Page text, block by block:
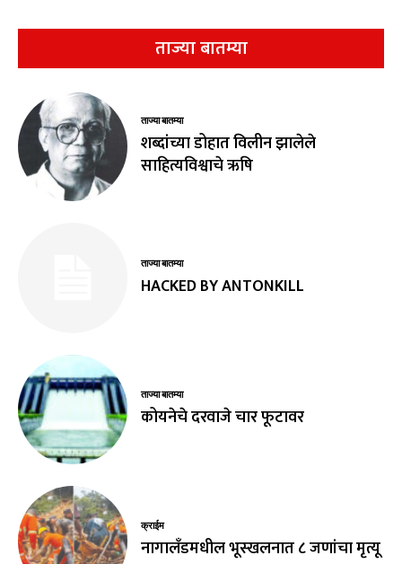
ताज्या बातम्या
ताज्या बातम्या
शब्दांच्या डोहात विलीन झालेले
साहित्यविश्वाचे ऋषि
ताज्या बातम्या
HACKED BY ANTONKILL
ताज्या बातम्या
कोयनेचे दरवाजे चार फूटावर
क्राईम
नागालँडमधील भूस्खलनात ८ जणांचा मृत्यू